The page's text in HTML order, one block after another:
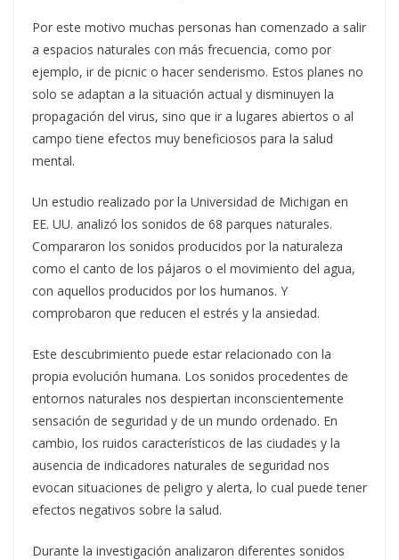
Por este motivo muchas personas han comenzado a salir
a espacios naturales con más frecuencia, como por
ejemplo, ir de picnic o hacer senderismo. Estos planes no
solo se adaptan a la situación actual y disminuyen la
propagación del virus, sino que ir a lugares abiertos o al
campo tiene efectos muy beneficiosos para la salud
mental.
Un estudio realizado por la Universidad de Michigan en
EE. UU. analizó los sonidos de 68 parques naturales.
Compararon los sonidos producidos por la naturaleza
como el canto de los pájaros o el movimiento del agua,
con aquellos producidos por los humanos. Y
comprobaron que reducen el estrés y la ansiedad.
Este descubrimiento puede estar relacionado con la
propia evolución humana. Los sonidos procedentes de
entornos naturales nos despiertan inconscientemente
sensación de seguridad y de un mundo ordenado. En
cambio, los ruidos característicos de las ciudades y la
ausencia de indicadores naturales de seguridad nos
evocan situaciones de peligro y alerta, lo cual puede tener
efectos negativos sobre la salud.
Durante la investigación analizaron diferentes sonidos